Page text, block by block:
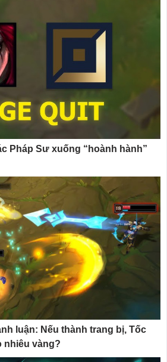
Pháp Sư xuống “hoành hành”
luận: Nếu thành trang bị, Tốc
nhiêu vàng?